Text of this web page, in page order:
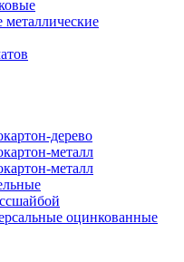
дерево
металл
металл
оцинкованные